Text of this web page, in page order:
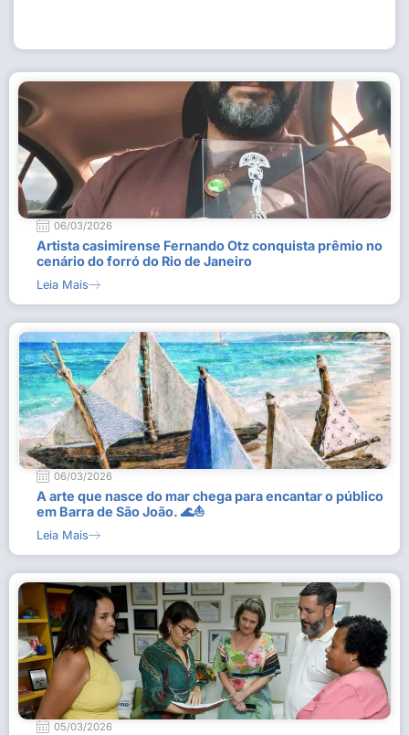
06/03/2026
Artista casimirense Fernando Otz conquista prêmio no
cenário do forró do Rio de Janeiro
Leia Mais
06/03/2026
A arte que nasce do mar chega para encantar o público
em Barra de São João. 🌊⛵
Leia Mais
05/03/2026